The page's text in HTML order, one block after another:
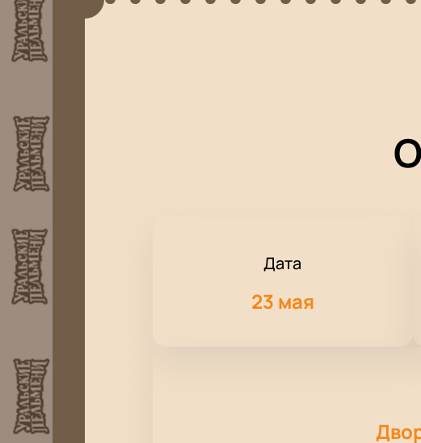
Дата
23 мая